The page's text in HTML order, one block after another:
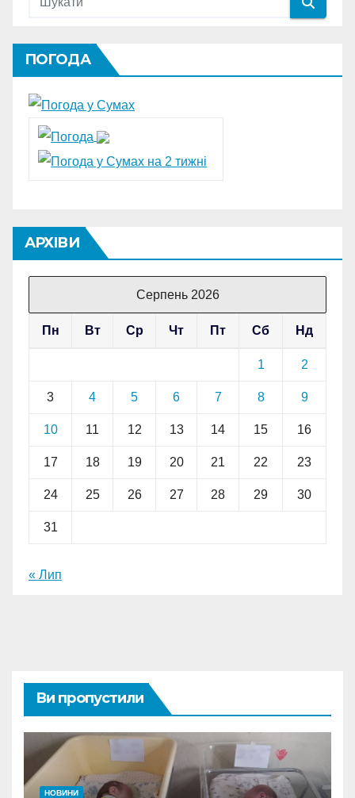
ПОГОДА
АРХІВИ
Серпень 2026
Пн Вт Ср Чт Пт Сб Нд
1 2
3 4 5 6 7 8 9
10 11 12 13 14 15 16
17 18 19 20 21 22 23
24 25 26 27 28 29 30
31
« Лип
Ви пропустили
НОВИНИ